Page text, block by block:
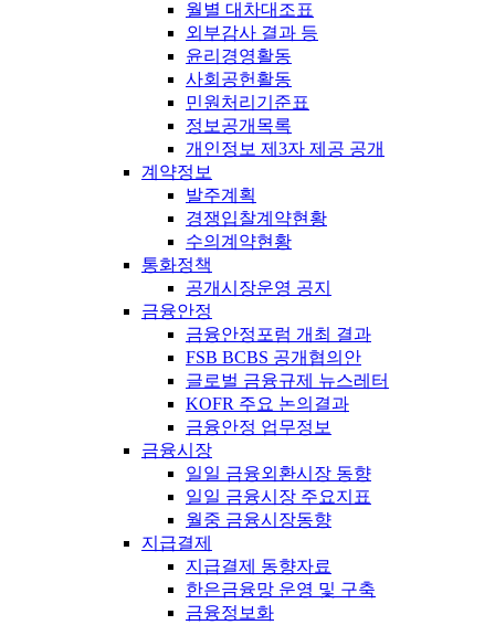
월별 대차대조표
외부감사 결과 등
윤리경영활동
사회공헌활동
민원처리기준표
정보공개목록
개인정보 제3자 제공 공개
계약정보
발주계획
경쟁입찰계약현황
수의계약현황
통화정책
공개시장운영 공지
금융안정
금융안정포럼 개최 결과
FSB BCBS 공개협의안
글로벌 금융규제 뉴스레터
KOFR 주요 논의결과
금융안정 업무정보
금융시장
일일 금융외환시장 동향
일일 금융시장 주요지표
월중 금융시장동향
지급결제
지급결제 동향자료
한은금융망 운영 및 구축
금융정보화